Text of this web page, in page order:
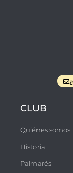
CLUB
Quiénes somos
Historia
Palmarés